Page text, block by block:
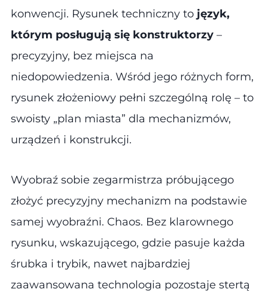
konwencji. Rysunek techniczny to język,
którym posługują się konstruktorzy –
precyzyjny, bez miejsca na
niedopowiedzenia. Wśród jego różnych form,
rysunek złożeniowy pełni szczególną rolę – to
swoisty „plan miasta” dla mechanizmów,
urządzeń i konstrukcji.
Wyobraź sobie zegarmistrza próbującego
złożyć precyzyjny mechanizm na podstawie
samej wyobraźni. Chaos. Bez klarownego
rysunku, wskazującego, gdzie pasuje każda
śrubka i trybik, nawet najbardziej
zaawansowana technologia pozostaje stertą